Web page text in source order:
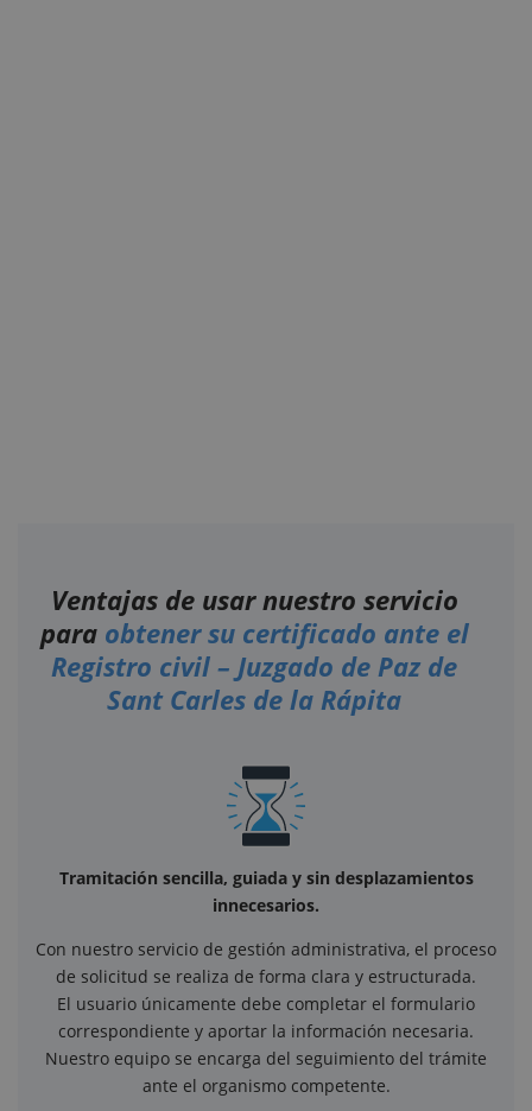
Ventajas de usar nuestro servicio
para obtener su certificado ante el
Registro civil – Juzgado de Paz de
Sant Carles de la Rápita
Tramitación sencilla, guiada y sin desplazamientos
innecesarios.
Con nuestro servicio de gestión administrativa, el proceso
de solicitud se realiza de forma clara y estructurada.
El usuario únicamente debe completar el formulario
correspondiente y aportar la información necesaria.
Nuestro equipo se encarga del seguimiento del trámite
ante el organismo competente.